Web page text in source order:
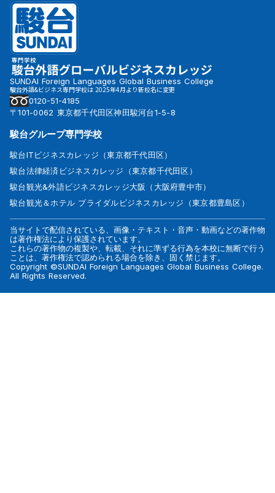
SUNDAI Foreign Languages Global Business College
駿台外語&ビジネス専門学校は 2025年4月より新校名に変更
0120-51-4185
〒101-0062 東京都千代田区神田駿河台1-5-8
駿台グループ専門学校
駿台ITビジネスカレッジ（東京都千代田区）
駿台法律経済ビジネスカレッジ（東京都千代田区）
駿台観光&外語ビジネスカレッジ大阪（大阪府豊中市）
駿台観光＆ホテル ブライダルビジネスカレッジ（東京都豊島区）
当サイトで配信されている、画像・テキスト・音声・動画などの著作物
は著作権法により保護されています。
これらの著作物の複製や、転載、それに準ずる行為を本校に無断で行う
ことは、著作権法で認められる場合を除き、固く禁じます。
Copyright ©SUNDAI Foreign Languages Global Business College.
All Rights Reserved.